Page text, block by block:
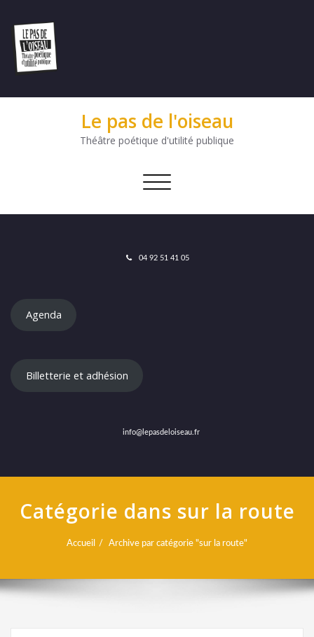
Le pas de l'oiseau
Théâtre poétique d'utilité publique
Afficher/masquer
navigation
04 92 51 41 05
Agenda
Billetterie et adhésion
info@lepasdeloiseau.fr
Catégorie dans sur la route
Accueil Archive par catégorie "sur la route"